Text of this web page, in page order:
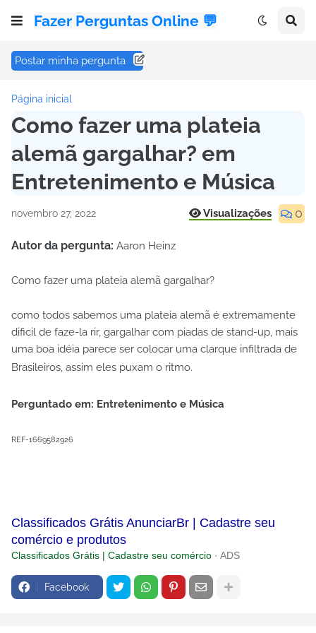
Fazer Perguntas Online 💬
Postar minha pergunta
Página inicial
Como fazer uma plateia
alemã gargalhar? em
Entretenimento e Música
novembro 27, 2022 Visualizações 0
Autor da pergunta: Aaron Heinz
Como fazer uma plateia alemã gargalhar?
como todos sabemos uma plateia alemã é extremamente
dificil de faze-la rir, gargalhar com piadas de stand-up, mais
uma boa idéia parece ser colocar uma clarque infiltrada de
Brasileiros, assim eles puxam o ritmo.
Perguntado em: Entretenimento e Música
REF-1669582926
Classificados Grátis AnunciarBr | Cadastre seu
comércio e produtos
Classificados Grátis | Cadastre seu comércio · ADS
Facebook